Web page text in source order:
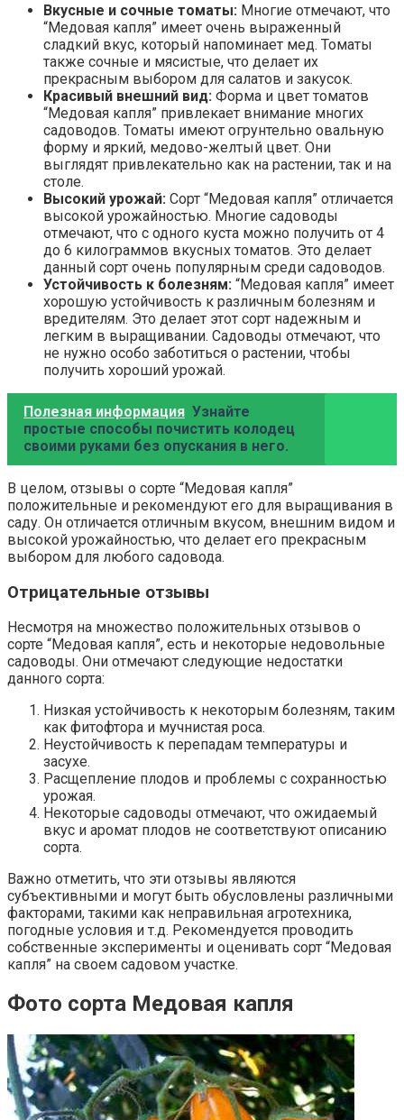
Вкусные и сочные томаты: Многие отмечают, что
“Медовая капля” имеет очень выраженный
сладкий вкус, который напоминает мед. Томаты
также сочные и мясистые, что делает их
прекрасным выбором для салатов и закусок.
Красивый внешний вид: Форма и цвет томатов
“Медовая капля” привлекает внимание многих
садоводов. Томаты имеют огрунтельно овальную
форму и яркий, медово-желтый цвет. Они
выглядят привлекательно как на растении, так и на
столе.
Высокий урожай: Сорт “Медовая капля” отличается
высокой урожайностью. Многие садоводы
отмечают, что с одного куста можно получить от 4
до 6 килограммов вкусных томатов. Это делает
данный сорт очень популярным среди садоводов.
Устойчивость к болезням: “Медовая капля” имеет
хорошую устойчивость к различным болезням и
вредителям. Это делает этот сорт надежным и
легким в выращивании. Садоводы отмечают, что
не нужно особо заботиться о растении, чтобы
получить хороший урожай.
Полезная информация Узнайте
простые способы почистить колодец
своими руками без опускания в него.
В целом, отзывы о сорте “Медовая капля”
положительные и рекомендуют его для выращивания в
саду. Он отличается отличным вкусом, внешним видом и
высокой урожайностью, что делает его прекрасным
выбором для любого садовода.
Отрицательные отзывы
Несмотря на множество положительных отзывов о
сорте “Медовая капля”, есть и некоторые недовольные
садоводы. Они отмечают следующие недостатки
данного сорта:
Низкая устойчивость к некоторым болезням, таким
как фитофтора и мучнистая роса.
Неустойчивость к перепадам температуры и
засухе.
Расщепление плодов и проблемы с сохранностью
урожая.
Некоторые садоводы отмечают, что ожидаемый
вкус и аромат плодов не соответствуют описанию
сорта.
Важно отметить, что эти отзывы являются
субъективными и могут быть обусловлены различными
факторами, такими как неправильная агротехника,
погодные условия и т.д. Рекомендуется проводить
собственные эксперименты и оценивать сорт “Медовая
капля” на своем садовом участке.
Фото сорта Медовая капля